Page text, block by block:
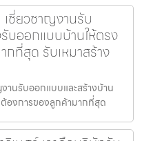
ชี่ยวชาญงานรับ
บออกแบบบ้านให้ตรง
ที่สุด รับเหมาสร้าง
านรับออกแบบและสร้างบ้าน
องการของลูกค้ามากที่สุด